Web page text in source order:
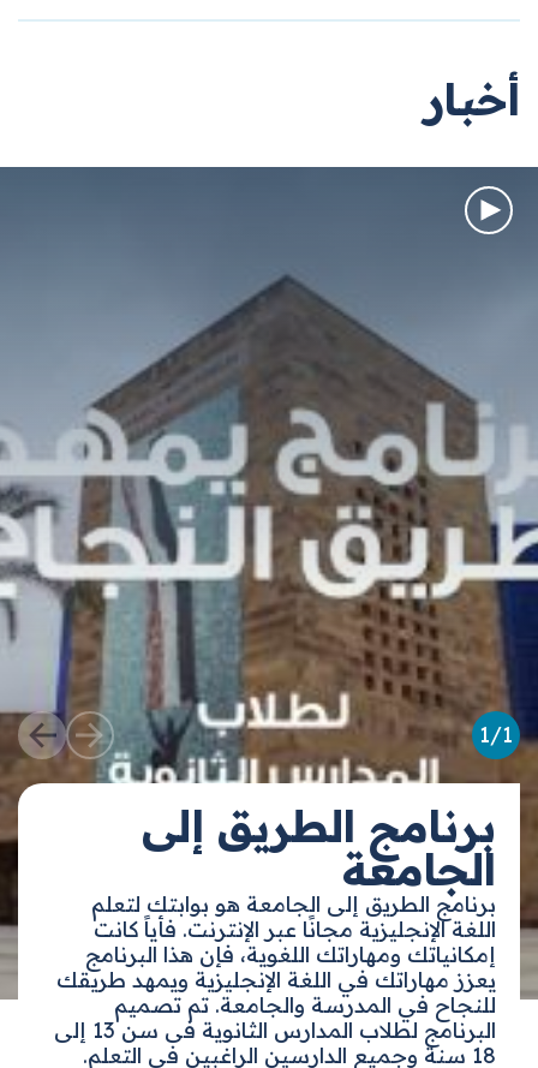
أخبار
برنامج الطريق إلى
الجامعة
برنامج الطريق إلى الجامعة هو بوابتك لتعلم
اللغة الإنجليزية مجانًا عبر الإنترنت. فأياً كانت
إمكانياتك ومهاراتك اللغوية، فإن هذا البرنامج
يعزز مهاراتك في اللغة الإنجليزية ويمهد طريقك
للنجاح في المدرسة والجامعة. تم تصميم
البرنامج لطلاب المدارس الثانوية فى سن 13 إلى
18 سنة وجميع الدارسين الراغبين في التعلم.
1
/
1